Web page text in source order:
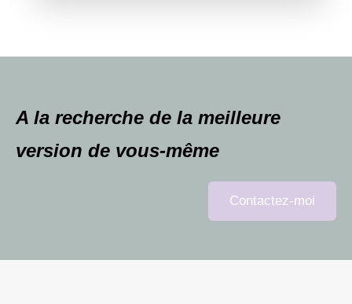
A la recherche de la meilleure
version de vous-même
Contactez-moi